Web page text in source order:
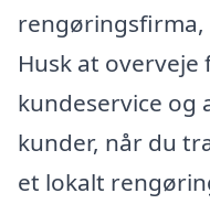
rengøringsfirma,
Husk at
kundeservice og
kunder, når du
et lokalt